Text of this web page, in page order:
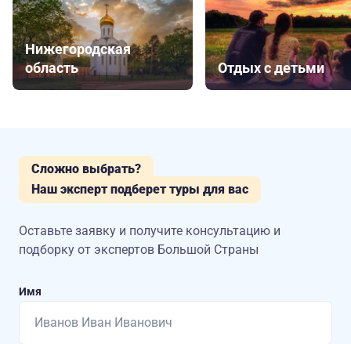
Нижегородская
область
Отдых с детьми
Сложно выбрать?
Наш эксперт подберет туры для вас
Оставьте заявку и получите консультацию и
подборку от экспертов Большой Страны
Имя